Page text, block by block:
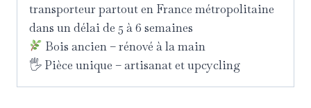
transporteur partout en France métropolitaine
dans un délai de 5 à 6 semaines
Bois ancien – rénové à la main
🖐 Pièce unique – artisanat et upcycling